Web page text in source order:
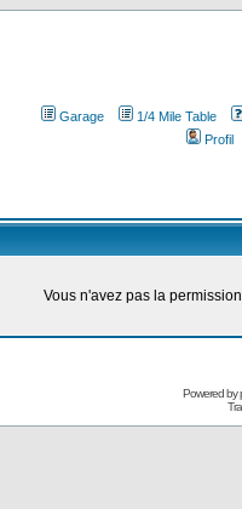
Garage
1/4 Mile Table
Profil
Vous n'avez pas la
Powered by